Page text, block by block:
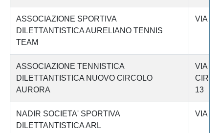
ASSOCIAZIONE SPORTIVA
DILETTANTISTICA AURELIANO TENNIS
TEAM
VIA
ASSOCIAZIONE TENNISTICA
DILETTANTISTICA NUOVO CIRCOLO
AURORA
VIA
13
NADIR SOCIETA' SPORTIVA
DILETTANTISTICA ARL
VIA F.